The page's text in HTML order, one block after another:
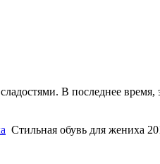
В последнее
Стильная обувь для жениха